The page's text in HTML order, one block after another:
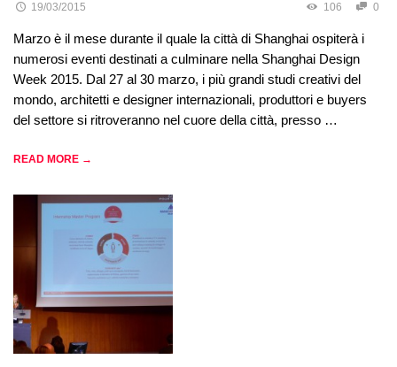
19/03/2015 106 0
Marzo è il mese durante il quale la città di Shanghai ospiterà i
numerosi eventi destinati a culminare nella Shanghai Design
Week 2015. Dal 27 al 30 marzo, i più grandi studi creativi del
mondo, architetti e designer internazionali, produttori e buyers
del settore si ritroveranno nel cuore della città, presso …
READ MORE →